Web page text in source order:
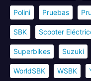
Polini Pruebas
SBK Scooter
Superbikes Suzuki
WorldSBK WSBK